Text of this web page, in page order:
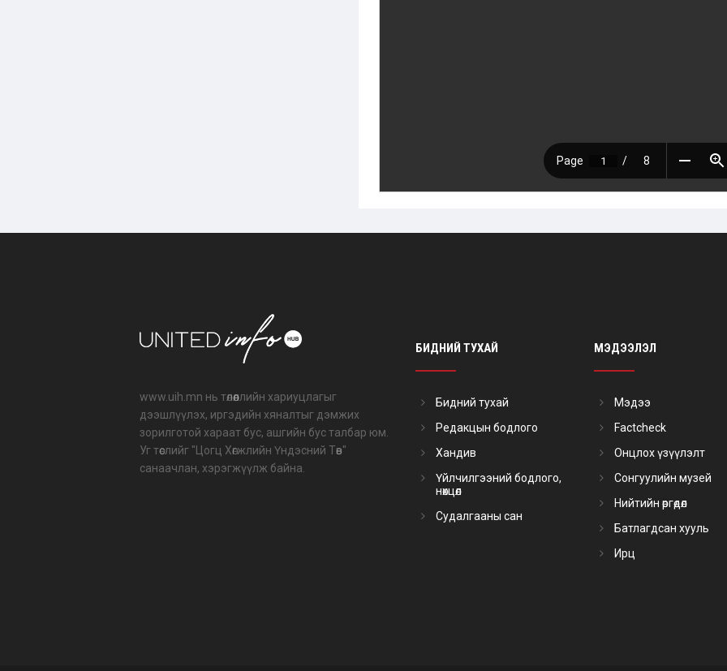
www.uih.mn нь төлөөллийн хариуцлагыг
дээшлүүлэх, иргэдийн хяналтыг дэмжих
зорилготой хараат бус, ашгийн бус талбар юм.
Уг төслийг "Цогц Хөгжлийн Үндэсний Төв"
санаачлан, хэрэгжүүлж байна.
БИДНИЙ ТУХАЙ
Бидний тухай
Редакцын бодлого
Хандив
Үйлчилгээний бодлого,
нөхцөл
Судалгааны сан
МЭДЭЭЛЭЛ
Мэдээ
Factcheck
Онцлох үзүүлэлт
Сонгуулийн музей
Нийтийн өргөдөл
Батлагдсан хууль
Ирц